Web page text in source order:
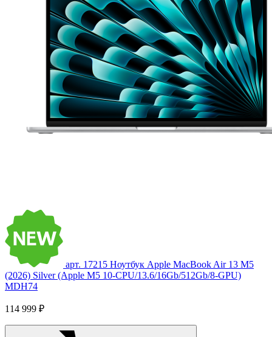
арт. 17215 Ноутбук Apple MacBook Air 13 M5
(2026) Silver (Apple M5 10-CPU/13.6/16Gb/512Gb/8-GPU)
MDH74
114 999 ₽